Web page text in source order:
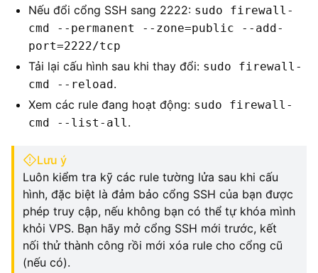
Nếu đổi cổng SSH sang 2222: sudo firewall-
cmd --permanent --zone=public --add-
port=2222/tcp
Tải lại cấu hình sau khi thay đổi: sudo firewall-
cmd --reload.
Xem các rule đang hoạt động: sudo firewall-
cmd --list-all .
Lưu ý
Luôn kiểm tra kỹ các rule tường lửa sau khi cấu
hình, đặc biệt là đảm bảo cổng SSH của bạn được
phép truy cập, nếu không bạn có thể tự khóa mình
khỏi VPS. Bạn hãy mở cổng SSH mới trước, kết
nối thử thành công rồi mới xóa rule cho cổng cũ
(nếu có).